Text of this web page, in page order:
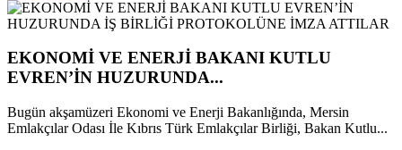
EKONOMİ VE ENERJİ BAKANI KUTLU
EVREN’İN HUZURUNDA...
Bugün akşamüzeri Ekonomi ve Enerji Bakanlığında, Mersin
Emlakçılar Odası İle Kıbrıs Türk Emlakçılar Birliği, Bakan Kutlu...